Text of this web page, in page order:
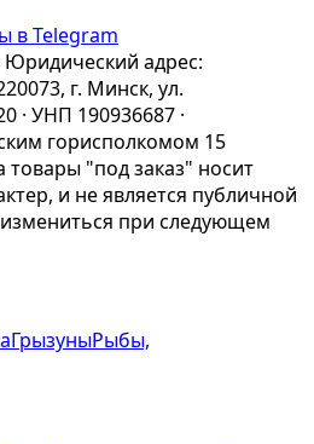
в Telegram
адрес:
г. Минск, ул.
· УНП 190936687 ·
горисполкомом 15
товары "под заказ" носит
и не является публичной
при следующем
ГрызуныРыбы,